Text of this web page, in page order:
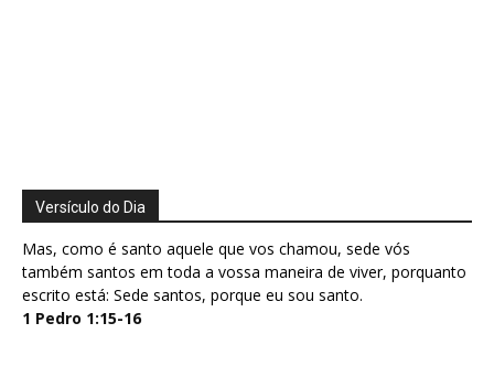
Versículo do Dia
Mas, como é santo aquele que vos chamou, sede vós
também santos em toda a vossa maneira de viver, porquanto
escrito está: Sede santos, porque eu sou santo.
1 Pedro 1:15-16